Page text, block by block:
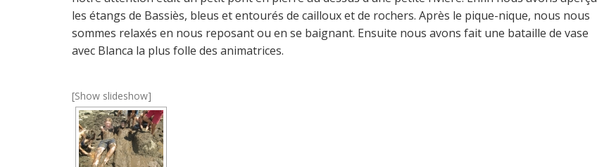
les étangs de Bassiès, bleus et entourés de cailloux et de rochers. Après le pique-nique, nous nous
sommes relaxés en nous reposant ou en se baignant. Ensuite nous avons fait une bataille de vase
avec Blanca la plus folle des animatrices.
[Show slideshow]